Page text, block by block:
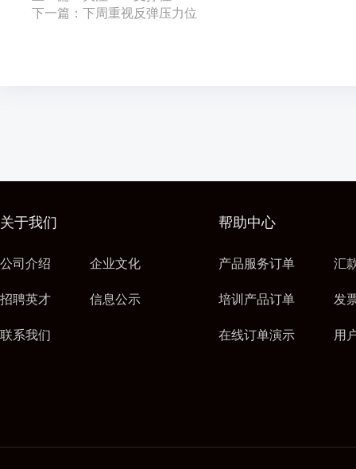
下一篇：下周重视反弹压力位
关于我们
公司介绍 企业文化
招聘英才 信息公示
联系我们
帮助中心
产品服务订单 汇
培训产品订单 发
在线订单演示 用